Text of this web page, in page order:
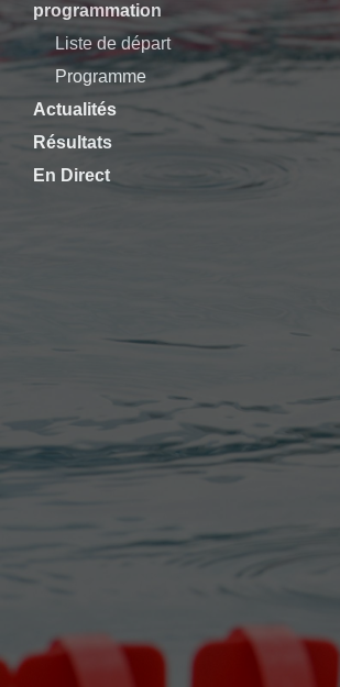
programmation
Liste de départ
Programme
Actualités
Résultats
En Direct